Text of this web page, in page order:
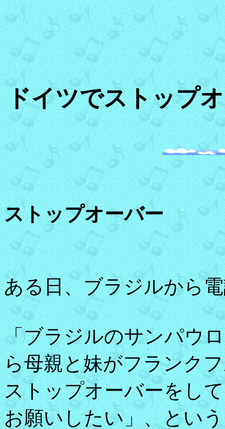
ドイツでストップ
ストップオーバー
ある日、ブラジルから
「ブラジルのサンパウ
ら母親と妹がフランク
ストップオーバーをし
お願いしたい」、とい